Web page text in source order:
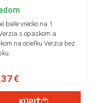
biele vrecko na 1
s opaskom a
na ocieľku.Verzia bez
€